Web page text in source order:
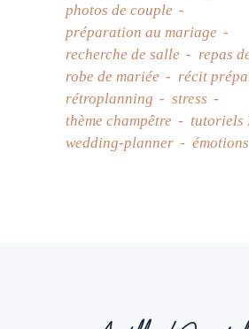
photos de couple
préparation au mariage
recherche de salle
repas
robe de mariée
récit
rétroplanning
stress
thème champêtre
tutoriels
wedding-planner
émotions